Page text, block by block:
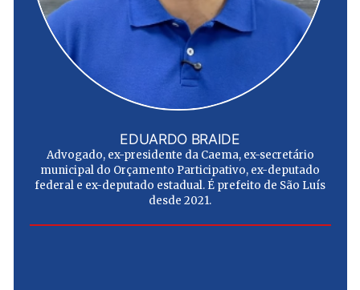
EDUARDO BRAIDE
Advogado, ex-presidente da Caema, ex-secretário
municipal do Orçamento Participativo, ex-deputado
federal e ex-deputado estadual. É prefeito de São Luís
desde 2021.